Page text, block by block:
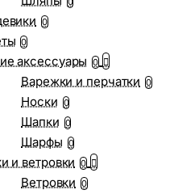
0
0
аксессуары 0
Варежки и перчатки 0
Носки 0
Шапки 0
Шарфы 0
и ветровки 0
Ветровки 0